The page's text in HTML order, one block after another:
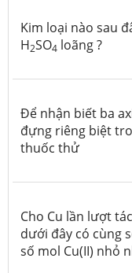
Kim loại nào sau
H2SO4 loãng ?
Để nhận biết ba
đựng riêng biệt
thuốc thử
Cho Cu lần lượt
dưới đây có cùng
số mol Cu(II) nhỏ